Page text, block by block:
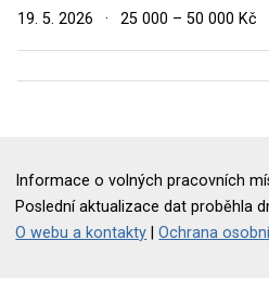
19. 5. 2026
· 25 000 – 50 000 Kč
Informace o volných pracovních
Poslední aktualizace dat proběhla
O webu a kontakty |Ochrana